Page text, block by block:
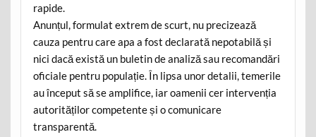
rapide.
Anunțul, formulat extrem de scurt, nu precizează
cauza pentru care apa a fost declarată nepotabilă și
nici dacă există un buletin de analiză sau recomandări
oficiale pentru populație. În lipsa unor detalii, temerile
au început să se amplifice, iar oamenii cer intervenția
autorităților competente și o comunicare
transparentă.